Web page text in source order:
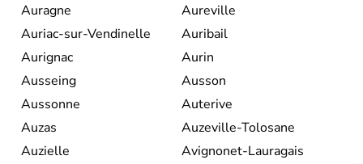
Auragne
Aureville
Auriac-sur-Vendinelle
Auribail
Aurignac
Aurin
Ausseing
Ausson
Aussonne
Auterive
Auzas
Auzeville-Tolosane
Auzielle
Avignonet-Lauragais